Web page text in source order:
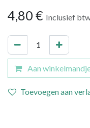
4,80 € Inclusief
Aan
Toevoegen aan